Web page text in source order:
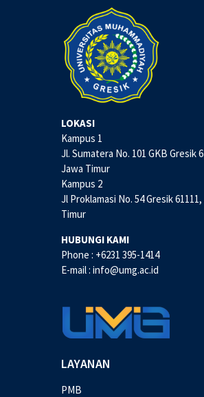
LOKASI
Kampus 1
Jl. Sumatera No. 101 GKB Gresik
Jawa Timur
Kampus 2
Jl Proklamasi No. 54 Gresik
Timur
HUBUNGI KAMI
Phone : +6231 395-1414
E-mail : info@umg.ac.id
LAYANAN
PMB